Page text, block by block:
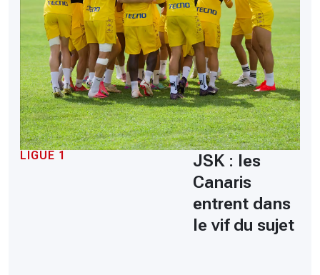
LIGUE 1
JSK : les
Canaris
entrent dans
le vif du sujet